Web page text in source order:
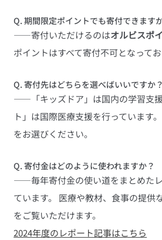
Q. 期間限定ポイントでも寄付できます
――寄付いただけるのはオルビスポ
ポイントはすべて寄付不可となってお
Q. 寄付先はどちらを選べばいいですか？
――「キッズドア」は国内の学習支
ト」は国際医療支援を行っています
をお選びください。
Q. 寄付金はどのように使われますか？
――毎年寄付金の使い道をまとめた
ています。 医療や教材、食事の提供
をご覧いただけます。
2024年度のレポート記事はこちら